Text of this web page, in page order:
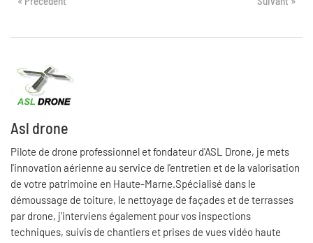
Asl drone
Pilote de drone professionnel et fondateur d'ASL Drone, je mets
l'innovation aérienne au service de l'entretien et de la valorisation
de votre patrimoine en Haute-Marne.Spécialisé dans le
démoussage de toiture, le nettoyage de façades et de terrasses
par drone, j'interviens également pour vos inspections
techniques, suivis de chantiers et prises de vues vidéo haute